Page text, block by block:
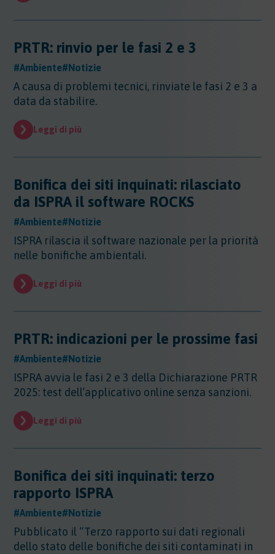
Notizie
Notizie
Regioni
Regioni
Regioni - Campania
Regioni - Emilia Romagna
Regioni - Lazio
Regioni - Liguria
Regioni - Lombardia
Regioni - Molise
Regioni - Sardegna
Regioni - Sicilia
Regioni - Toscana
Regioni - Trentino Alto Adige
Regioni - Umbria
Regioni - Veneto
Sentenze
Sicurezza
Sicurezza - Apparecchi Sollevamento
Sicurezza - PED
Sicurezza - DPI
Sicurezza - Macchine
Sicurezza - Rischio cancerogeno/mutageno
Sicurezza - Rumore
Sicurezza - Radiazioni ottiche
Sostanze
Sostanze
Sostanze - Pericolose
Sostanze - Trasporto Merci
Sostanze - GHS/CLP/REACH
Sostenibilita
Sostenibilità
Trasporti
PRTR: rinvio per le fasi 2 e 3
#Ambiente#Notizie
A causa di problemi tecnici, rinviate le fasi 2 e 3 a
data da stabilire.
Leggi di più
Bonifica dei siti inquinati: rilasciato
da ISPRA il software ROCKS
#Ambiente#Notizie
ISPRA rilascia il software nazionale per la priorità
nelle bonifiche ambientali.
Leggi di più
PRTR: indicazioni per le prossime fasi
#Ambiente#Notizie
ISPRA avvia le fasi 2 e 3 della Dichiarazione PRTR
2025: test dell’applicativo online senza sanzioni.
Leggi di più
Bonifica dei siti inquinati: terzo
rapporto ISPRA
#Ambiente#Notizie
Pubblicato il “Terzo rapporto sui dati regionali
dello stato delle bonifiche dei siti contaminati in